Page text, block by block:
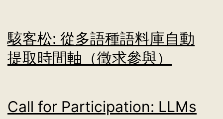
駭客松: 從多語種語料庫自動
提取時間軸（徵求參與）
Call for Participation: LLMs